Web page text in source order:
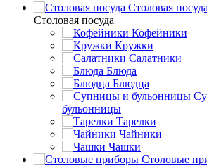
Столовая посуда
Столовая посуда
Кофейники
Кружки
Салатники
Блюда
Блюдца
бульонницы
Тарелки
Чайники
Чашки
Cтоловые